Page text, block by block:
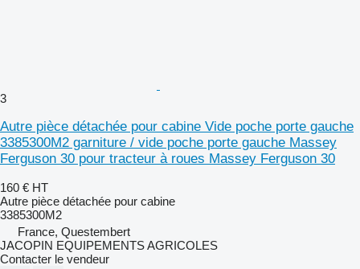
3
Autre pièce détachée pour cabine Vide poche porte gauche
3385300M2 garniture / vide poche porte gauche Massey
Ferguson 30 pour tracteur à roues Massey Ferguson 30
160 € HT
Autre pièce détachée pour cabine
3385300M2
France, Questembert
JACOPIN EQUIPEMENTS AGRICOLES
Contacter le vendeur